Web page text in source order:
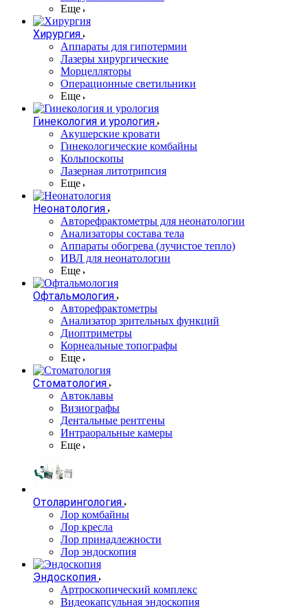
Еще
Хирургия
Аппараты для гипотермии
Лазеры хирургические
Морцелляторы
Операционные светильники
Еще
Гинекология и урология
Акушерские кровати
Гинекологические комбайны
Кольпоскопы
Лазерная литотрипсия
Еще
Неонатология
Авторефрактометры для неонатологии
Анализаторы состава тела
Аппараты обогрева (лучистое тепло)
ИВЛ для неонатологии
Еще
Офтальмология
Авторефрактометры
Анализатор зрительных функций
Диоптриметры
Корнеальные топографы
Еще
Стоматология
Автоклавы
Визиографы
Дентальные рентгены
Интраоральные камеры
Еще
Отоларингология
Лор комбайны
Лор кресла
Лор принадлежности
Лор эндоскопия
Эндоскопия
Артроскопический комплекс
Видеокапсульная эндоскопия